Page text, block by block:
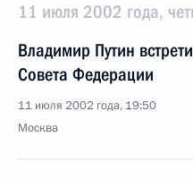
11 июля 2002 года,
Владимир Путин
Совета Федерации
11 июля 2002 года, 19:50
Москва